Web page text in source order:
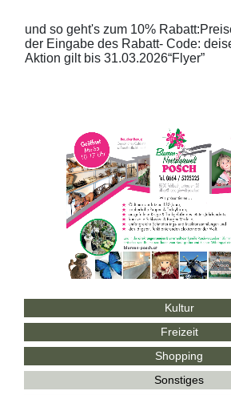
und so geht's zum 10%
der Eingabe des Rabatt- Code:
Aktion gilt bis 31.03.2026“Flyer”
Kultur
Freizeit
Shopping
Sonstiges